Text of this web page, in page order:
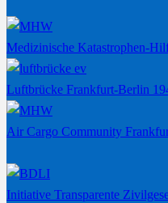
Medizinische Katastrophen-
Luftbrücke Frankfurt-Berlin
Air Cargo Community
Initiative Transparente